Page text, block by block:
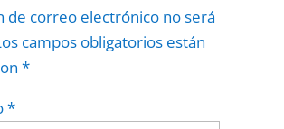
de correo electrónico no será
campos obligatorios están
*
*